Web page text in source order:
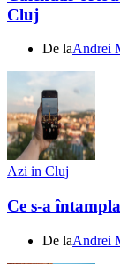
Cluj
De laAndrei
Azi in Cluj
Ce s-a
De laAndrei